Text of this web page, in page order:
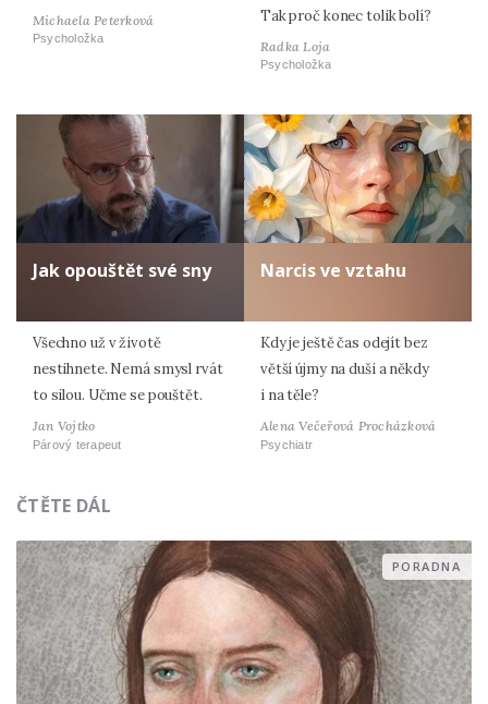
Michaela Peterková
Psycholožka
Tak proč konec tolik bolí?
Radka Loja
Psycholožka
Jak opouštět své sny
Všechno už v životě
nestihnete. Nemá smysl rvát
to silou. Učme se pouštět.
Jan Vojtko
Párový terapeut
Narcis ve vztahu
Kdy je ještě čas odejít bez
větší újmy na duši a někdy
i na těle?
Alena Večeřová Procházková
Psychiatr
ČTĚTE DÁL
PORADNA